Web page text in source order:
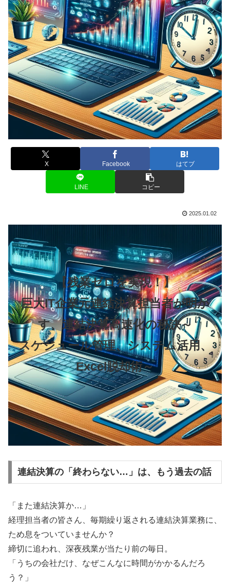
X Facebook はてブ
LINE コピー
2025.01.02
【残業ゼロを実現！】
巨大IT企業元連結決算担当者が明か
す、連結決算高速化の秘訣～
スケジュール管理、システム活用、
Excel脱却術～
連結決算の「終わらない…」は、もう過去の話
「また連結決算か…」
経理担当者の皆さん、毎期繰り返される連結決算業務に、
ため息をついていませんか？
締切に追われ、深夜残業が当たり前の毎日。
「うちの会社だけ、なぜこんなに時間がかかるんだろ
う？」